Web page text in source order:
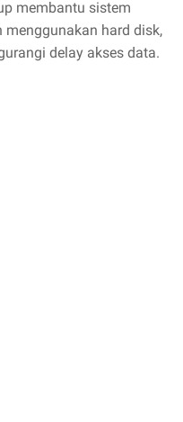
membantu sistem
menggunakan hard disk,
delay akses data.